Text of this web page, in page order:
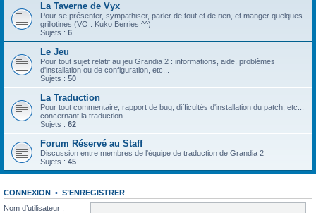
e
La Taverne de Vyx
Pour se présenter, sympathiser, parler de tout et de rien, et manger quelques
grillotines (VO : Kuko Berries ^^)
Sujets : 6
Le Jeu
Pour tout sujet relatif au jeu Grandia 2 : informations, aide, problèmes
d'installation ou de configuration, etc...
Sujets : 50
La Traduction
Pour tout commentaire, rapport de bug, difficultés d'installation du patch, etc...
concernant la traduction
Sujets : 62
Forum Réservé au Staff
Discussion entre membres de l'équipe de traduction de Grandia 2
Sujets : 45
CONNEXION • S’ENREGISTRER
Nom d’utilisateur :